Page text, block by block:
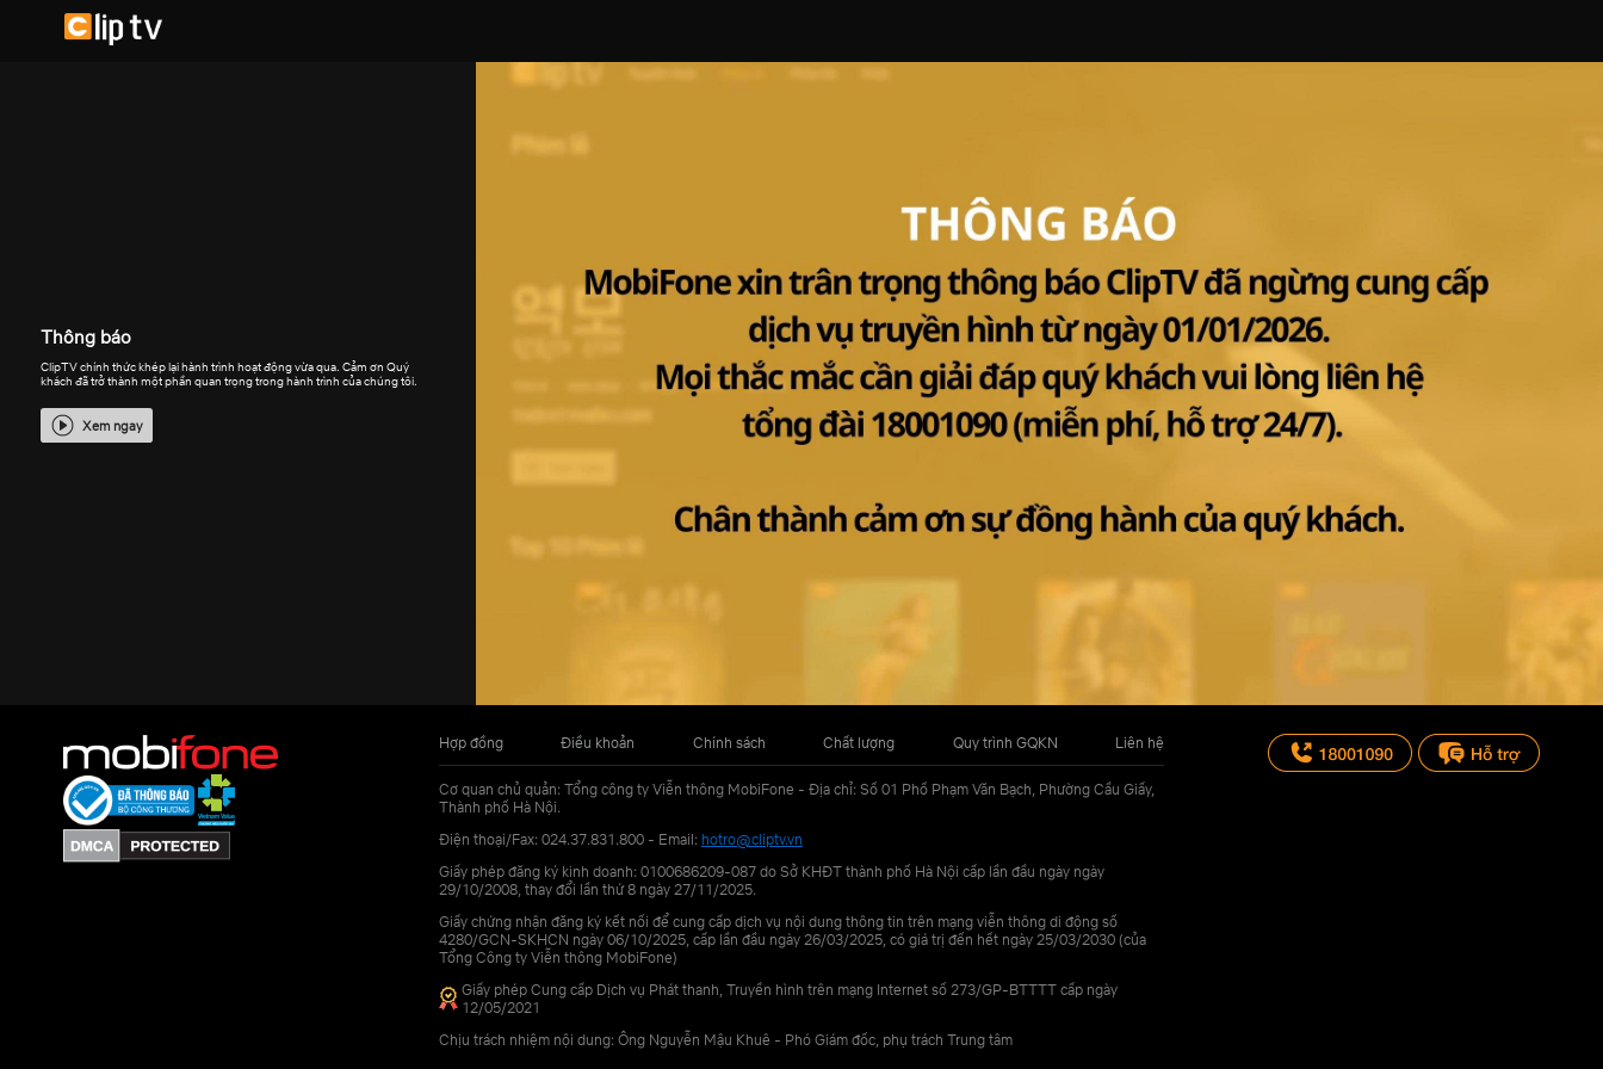
Thông báo
ClipTV chính thức khép lại hành trình hoạt động vừa qua. Cảm ơn Quý
khách đã trở thành một phần quan trọng trong hành trình của chúng tôi.
Xem ngay
Hợp đồng Điều khoản Chính sách Chất lượng Quy trình GQKN Liên hệ
Cơ quan chủ quản: Tổng công ty Viễn thông MobiFone - Địa chỉ: Số 01 Phố Phạm Văn Bạch, Phường Cầu Giấy,
Thành phố Hà Nội.
Điện thoại/Fax: 024.37.831.800 - Email: hotro@cliptv.vn
Giấy phép đăng ký kinh doanh: 0100686209-087 do Sở KHĐT thành phố Hà Nội cấp lần đầu ngày ngày
29/10/2008, thay đổi lần thứ 8 ngày 27/11/2025.
Giấy chứng nhận đăng ký kết nối để cung cấp dịch vụ nội dung thông tin trên mạng viễn thông di động số
4280/GCN-SKHCN ngày 06/10/2025, cấp lần đầu ngày 26/03/2025, có giá trị đến hết ngày 25/03/2030 (của
Tổng Công ty Viễn thông MobiFone)
Giấy phép Cung cấp Dịch vụ Phát thanh, Truyền hình trên mạng Internet số 273/GP-BTTTT cấp ngày
12/05/2021
Chịu trách nhiệm nội dung: Ông Nguyễn Mậu Khuê - Phó Giám đốc, phụ trách Trung tâm